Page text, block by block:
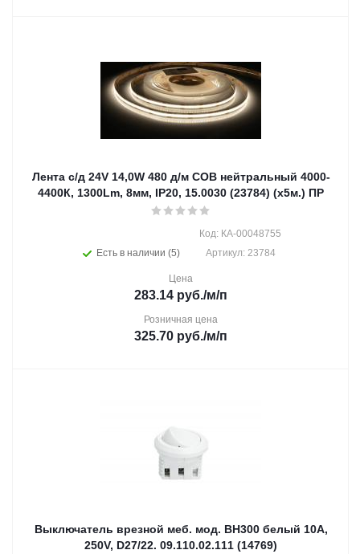
Лента с/д 24V 14,0W 480 д/м СОВ нейтральный 4000-
4400К, 1300Lm, 8мм, IP20, 15.0030 (23784) (х5м.) ПР
Есть в наличии (5)
Код: КА-00048755
Артикул: 23784
Цена
283.14 руб./м/п
Розничная цена
325.70 руб./м/п
Выключатель врезной меб. мод. ВН300 белый 10А,
250V, D27/22. 09.110.02.111 (14769)